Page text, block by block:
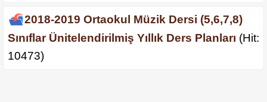
2018-2019 Ortaokul Müzik Dersi (5,6,7,8)
Sınıflar Ünitelendirilmiş Yıllık Ders Planları (Hit:
10473)